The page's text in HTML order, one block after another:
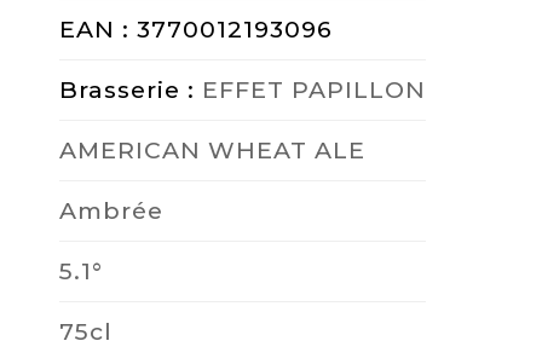
EAN : 3770012193096
Brasserie : EFFET PAPILLON
AMERICAN WHEAT ALE
Ambrée
5.1°
75cl